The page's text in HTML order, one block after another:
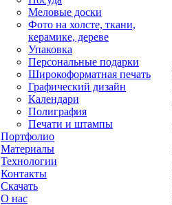
Меловые доски
Фото на холсте, ткани,
керамике, дереве
Упаковка
Персональные подарки
Широкоформатная печать
Графический дизайн
Календари
Полиграфия
Печати и штампы
Портфолио
Материалы
Технологии
Контакты
Скачать
О нас